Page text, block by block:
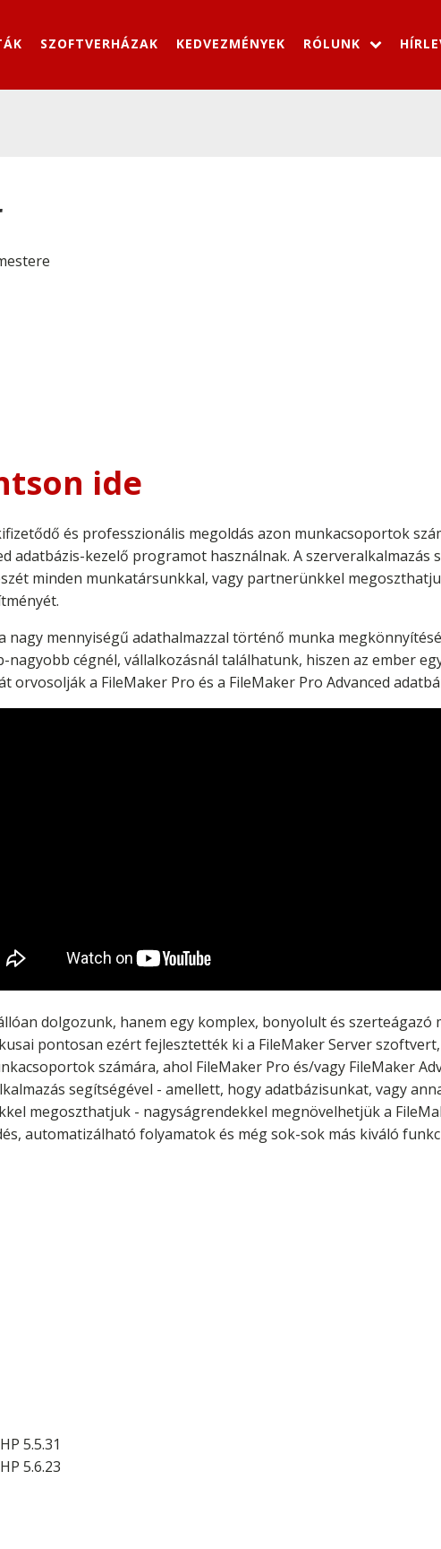
SZOFTVERHÁZAK KEDVEZMÉNYEK RÓLUNK
ide
és professzionális megoldás azon munkacsoportok
adatbázis-kezelő programot használnak. A szerveralkalmazás
minden munkatársunkkal, vagy partnerünkkel
nagy mennyiségű adathalmazzal történő munka
cégnél, vállalkozásnál találhatunk, hiszen az ember
orvosolják a FileMaker Pro és a FileMaker Pro Advanced
dolgozunk, hanem egy komplex, bonyolult és
pontosan ezért fejlesztették ki a FileMaker Server
számára, ahol FileMaker Pro és/vagy FileMaker
segítségével - amellett, hogy adatbázisunkat, vagy
megoszthatjuk - nagyságrendekkel megnövelhetjük a
automatizálható folyamatok és még sok-sok más kiváló
5.5.31
5.6.23